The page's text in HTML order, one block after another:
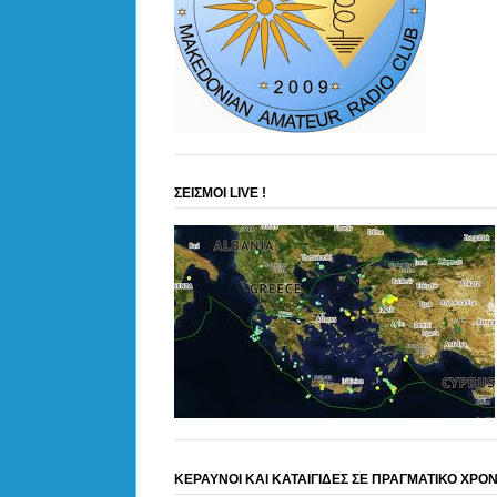
ΣΕΙΣΜΟΙ LIVE !
ΚΕΡΑΥΝΟΙ ΚΑΙ ΚΑΤΑΙΓΙΔΕΣ ΣΕ ΠΡΑΓΜΑΤΙΚΟ